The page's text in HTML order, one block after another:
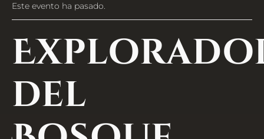
Este evento ha pasado.
del